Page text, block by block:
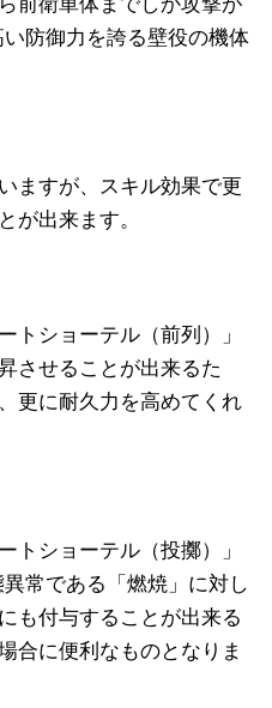
防御力を誇る壁役の機体
ますが、スキル効果で更
が出来ます。
トショーテル（前列）」
させることが出来るた
更に耐久力を高めてくれ
トショーテル（投擲）」
常である「燃焼」に対し
も付与することが出来る
合に便利なものとなりま